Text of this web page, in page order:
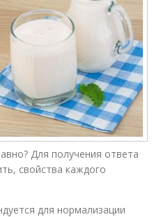
Для получения ответа
свойства каждого
для нормализации